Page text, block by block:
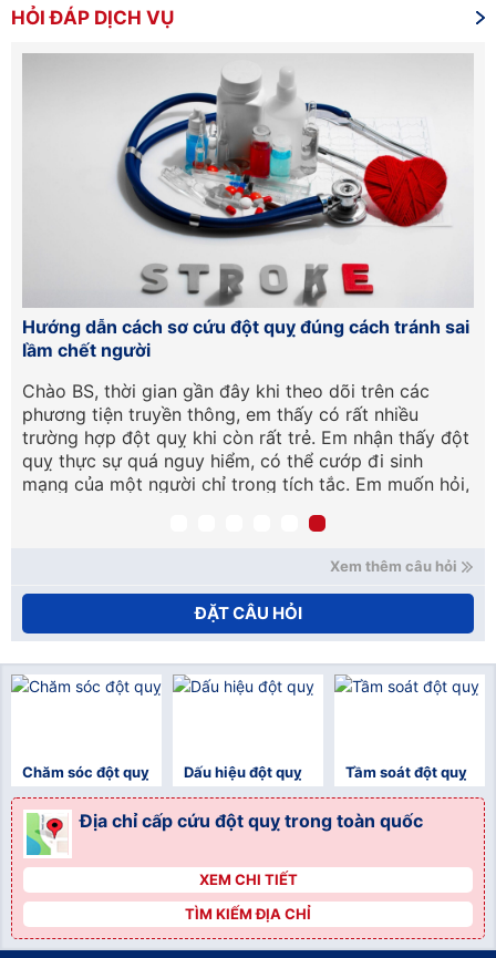
HỎI ĐÁP DỊCH VỤ
Hướng dẫn cách sơ cứu đột quỵ đúng cách tránh sai
lầm chết người
Chào BS, thời gian gần đây khi theo dõi trên các
phương tiện truyền thông, em thấy có rất nhiều
trường hợp đột quỵ khi còn rất trẻ. Em nhận thấy đột
quỵ thực sự quá nguy hiểm, có thể cướp đi sinh
mạng của một người chỉ trong tích tắc. Em muốn hỏi,
xử trí, cấp cứu như thế nào ạ? Em cảm ơn. (Lâm
Xem thêm câu hỏi
ĐẶT CÂU HỎI
">
Chăm sóc đột quỵ
">
Dấu hiệu đột quỵ
">
Tầm soát đột quỵ
Địa chỉ cấp cứu đột quỵ trong toàn quốc
XEM CHI TIẾT
TÌM KIẾM ĐỊA CHỈ